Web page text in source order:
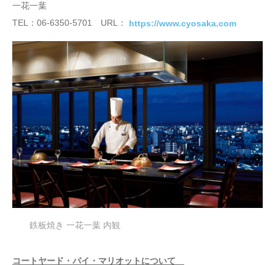
一花一葉
TEL：06-6350-5701 URL：
https://www.cyosaka.com
鉄板焼き 一花一葉 内観
コートヤード・バイ・マリオットについて